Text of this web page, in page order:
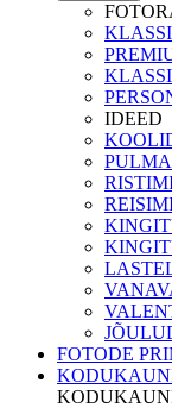
IDEED
FOTODE